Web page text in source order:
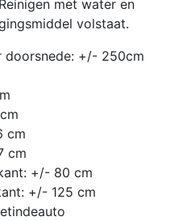
met water en
volstaat.
doorsnede: +/- 250cm
cm
cm
+/- 80 cm
+/- 125 cm